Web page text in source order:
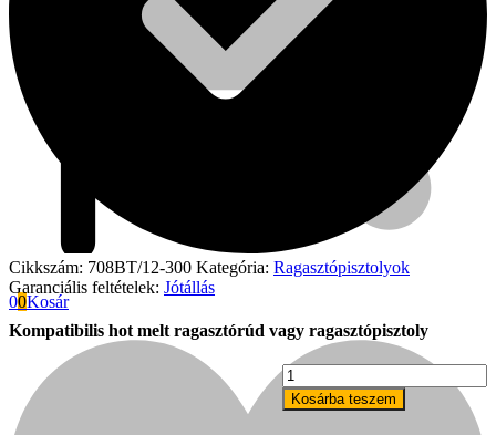
00Kosár
Cikkszám: 708BT/12-300 Kategória: Ragasztópisztolyok
Garanciális feltételek: Jótállás
Kompatibilis hot melt ragasztórúd vagy ragasztópisztoly
TEX
YEAR
TG-
Kosárba teszem